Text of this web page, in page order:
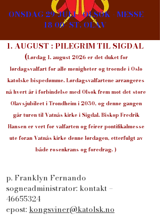
ONSDAG 29-JULI - OLSOK - MESSE
18 00- ST. OLAV
1. AUGUST : PILEGRIM TIL SIGDAL
(Lørdag 1. august 2026 er det duket for
lørdagsvalfart for alle menigheter og troende i Oslo
katolske bispedømme. Lørdagsvalfartene arrangeres
nå hvert år i forbindelse med Olsok frem mot det store
Olavsjubileet i Trondheim i 2030, og denne gangen
går turen til Vatnås kirke i Sigdal. Biskop Fredrik
Hansen er vert for valfarten og feirer pontifikalmesse
ute foran Vatnås kirke denne lørdagen, etterfulgt av
både rosenkrans og foredrag. )
p. Franklyn Fernando
sogneadministrator: kontakt –
46655324
epost: kongsviner@katolsk.no